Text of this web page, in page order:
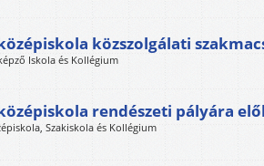
közszolgálati
Iskola és Kollégium
rendészeti pályára
Szakiskola és Kollégium